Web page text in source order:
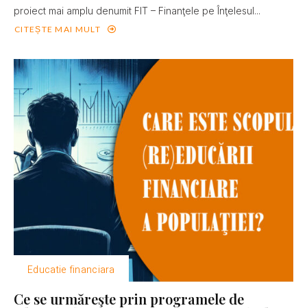
proiect mai amplu denumit FIT – Finanţele pe Înţelesul...
CITEȘTE MAI MULT
Educatie financiara
Ce se urmăreşte prin programele de